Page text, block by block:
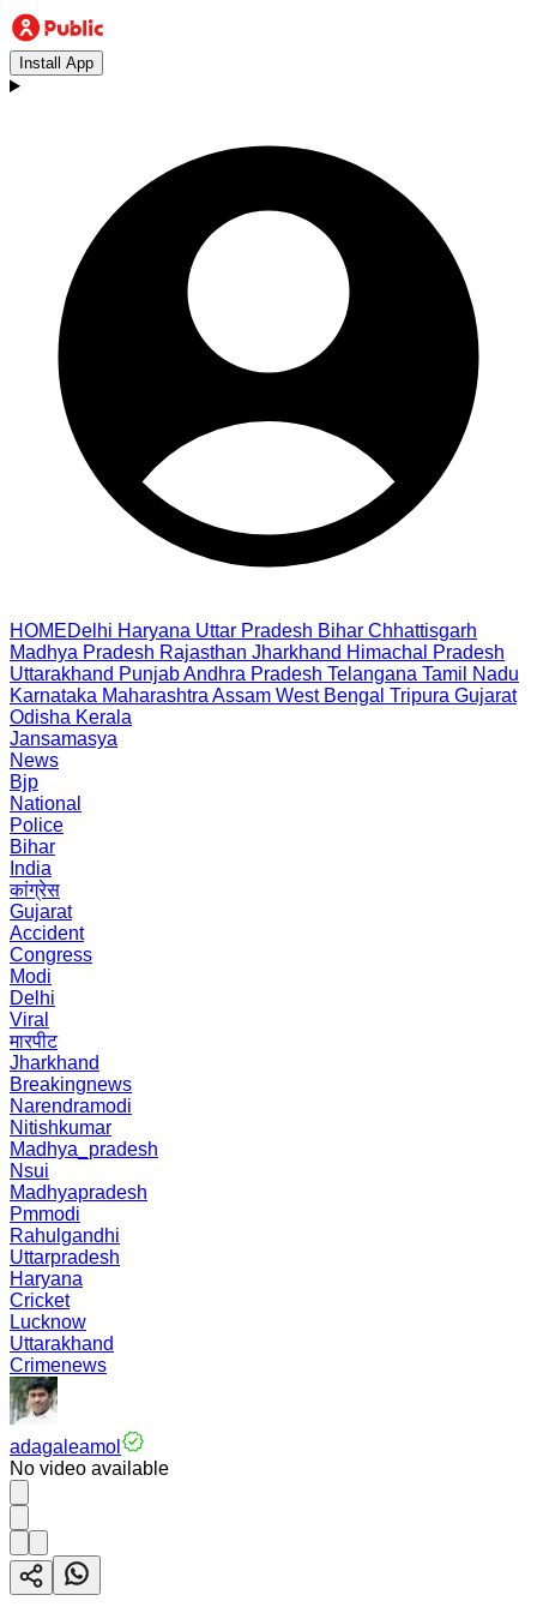
Install App
HOMEDelhi Haryana Uttar Pradesh Bihar Chhattisgarh
Madhya Pradesh Rajasthan Jharkhand Himachal Pradesh
Uttarakhand PunjabAndhra Pradesh Telangana Tamil Nadu
Karnataka Maharashtra Assam West Bengal Tripura Gujarat
Odisha Kerala
Jansamasya
News
Bjp
National
Police
Bihar
India
कांग्रेस
Gujarat
Accident
Congress
Modi
Delhi
Viral
मारपीट
Jharkhand
Breakingnews
Narendramodi
Nitishkumar
Madhya_pradesh
Nsui
Madhyapradesh
Pmmodi
Rahulgandhi
Uttarpradesh
Haryana
Cricket
Lucknow
Uttarakhand
Crimenews
adagaleamol
No video available